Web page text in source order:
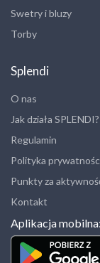
Swetry i bluzy
Torby
Splendi
O nas
Jak działa SPLENDI?
Regulamin
Polityka
Punkty za
Kontakt
Aplikacja mobilna: